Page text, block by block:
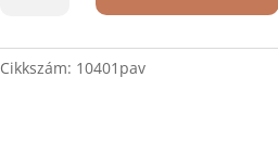
mennyiség
Cikkszám: 10401pav